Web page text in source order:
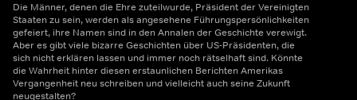
Die Männer, denen die Ehre zuteilwurde, Präsident der Vereinigten
Staaten zu sein, werden als angesehene Führungspersönlichkeiten
gefeiert, ihre Namen sind in den Annalen der Geschichte verewigt.
Aber es gibt viele bizarre Geschichten über US-Präsidenten, die
sich nicht erklären lassen und immer noch rätselhaft sind. Könnte
die Wahrheit hinter diesen erstaunlichen Berichten Amerikas
Vergangenheit neu schreiben und vielleicht auch seine Zukunft
neugestalten?